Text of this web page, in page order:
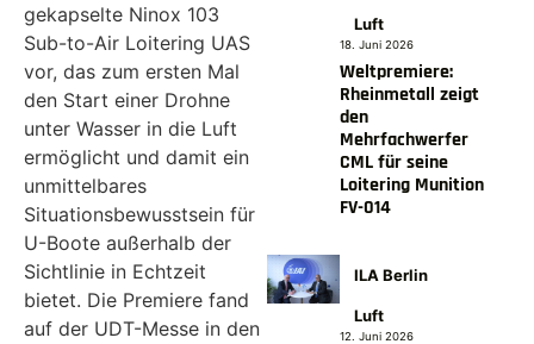
gekapselte Ninox 103
Sub-to-Air Loitering UAS
vor, das zum ersten Mal
den Start einer Drohne
unter Wasser in die Luft
ermöglicht und damit ein
unmittelbares
Situationsbewusstsein für
U-Boote außerhalb der
Sichtlinie in Echtzeit
bietet. Die Premiere fand
auf der UDT-Messe in den
Luft
18. Juni 2026
Weltpremiere:
Rheinmetall zeigt
den
Mehrfachwerfer
CML für seine
Loitering Munition
FV-014
ILA Berlin
Luft
12. Juni 2026